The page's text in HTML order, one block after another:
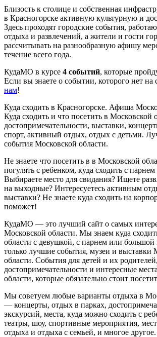
Близость к столице и собственная
в Красногорске активную культурную и
Здесь проходят городские события,
отдыха и развлечений, а жители и гости
рассчитывать на разнообразную афишу
течение всего года.
КудаМО в курсе 4 событий, которые
Если вы знаете о событии, которого нет на
нам!
Куда сходить в Красногорске. Афиша
Куда сходить и что посетить в Московской
достопримечательности, выставки,
спорт, активный отдых, отдых с детьми.
события Московской области.
Не знаете что посетить в в Московской
погулять с ребенком, куда сходить с
Выбираете место для свидания? Ищете
на выходные? Интересуетесь активным
выставки? Не знаете куда сходить на
поможет!
КудаМО — это лучший сайт о самых
Московской области. Мы знаем куда
области с девушкой, с парнем или
только лучшие события, музеи и выставки
области. События для детей и их
достопримечательности и интересные
области, которые обязательно стоит
Мы советуем любые варианты отдыха в
— концерты, отдых в парках,
экскурсий, места, куда можно сходить с
театры, шоу, спортивные мероприятия,
отдыха и отдыха с семьей, и многое другое.